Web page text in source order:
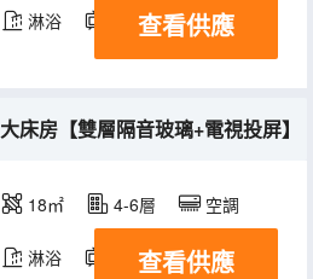
淋浴 電視機
查看供應
大床房【雙層隔音玻璃+電視投屏】
18㎡ 4-6層 空調
淋浴 電視機
查看供應